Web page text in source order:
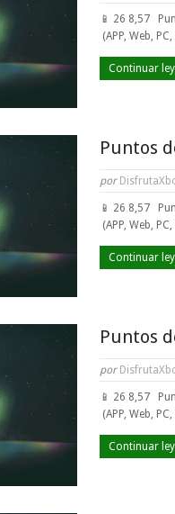
📱 26 8,57
(APP, Web,
Continuar
Puntos
por
📱 26 8,57
(APP, Web,
Continuar
Puntos
por
📱 26 8,57
(APP, Web,
Continuar